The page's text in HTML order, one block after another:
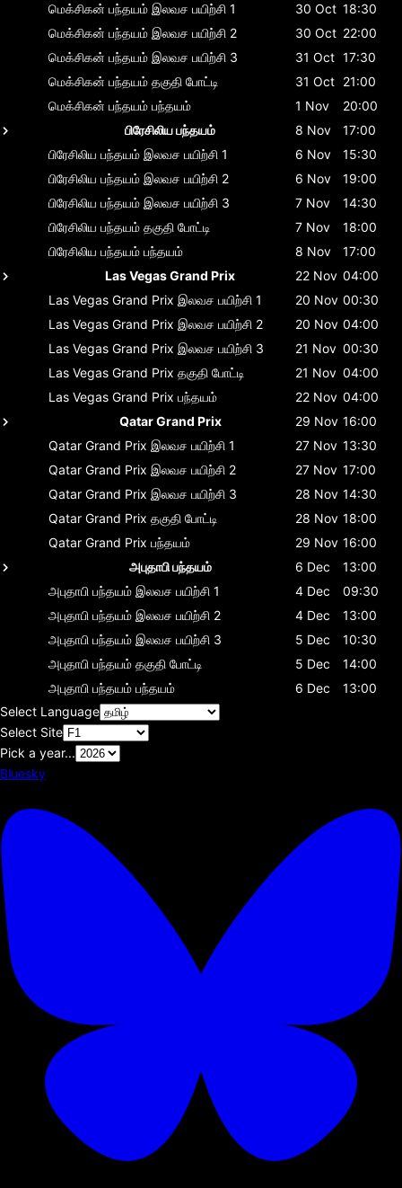
மெக்சிகன் பந்தயம் இலவச பயிற்சி 1 30 Oct 18:30
மெக்சிகன் பந்தயம் இலவச பயிற்சி 2 30 Oct 22:00
மெக்சிகன் பந்தயம் இலவச பயிற்சி 3 31 Oct 17:30
மெக்சிகன் பந்தயம் தகுதி போட்டி 31 Oct 21:00
மெக்சிகன் பந்தயம் பந்தயம் 1 Nov
20:00
பிரேசிலிய பந்தயம்
8 Nov
17:00
பிரேசிலிய பந்தயம் இலவச பயிற்சி 1 6 Nov
15:30
பிரேசிலிய பந்தயம் இலவச பயிற்சி 2 6 Nov
19:00
பிரேசிலிய பந்தயம் இலவச பயிற்சி 3 7 Nov
14:30
பிரேசிலிய பந்தயம் தகுதி போட்டி 7 Nov
18:00
பிரேசிலிய பந்தயம் பந்தயம் 8 Nov
17:00
Las Vegas Grand Prix
22 Nov 04:00
Las Vegas Grand Prix இலவச பயிற்சி 1 20 Nov 00:30
Las Vegas Grand Prix இலவச பயிற்சி 2 20 Nov 04:00
Las Vegas Grand Prix இலவச பயிற்சி 3 21 Nov 00:30
Las Vegas Grand Prix தகுதி போட்டி 21 Nov 04:00
Las Vegas Grand Prix பந்தயம் 22 Nov 04:00
Qatar Grand Prix
29 Nov 16:00
Qatar Grand Prix இலவச பயிற்சி 1 27 Nov 13:30
Qatar Grand Prix இலவச பயிற்சி 2 27 Nov 17:00
Qatar Grand Prix இலவச பயிற்சி 3 28 Nov 14:30
Qatar Grand Prix தகுதி போட்டி 28 Nov 18:00
Qatar Grand Prix பந்தயம் 29 Nov 16:00
அபுதாபி பந்தயம்
6 Dec
13:00
அபுதாபி பந்தயம் இலவச பயிற்சி 1 4 Dec
09:30
அபுதாபி பந்தயம் இலவச பயிற்சி 2 4 Dec
13:00
அபுதாபி பந்தயம் இலவச பயிற்சி 3 5 Dec
10:30
அபுதாபி பந்தயம் தகுதி போட்டி 5 Dec
14:00
அபுதாபி பந்தயம் பந்தயம் 6 Dec
13:00
Select Language
Select Site
Pick a year...
Bluesky